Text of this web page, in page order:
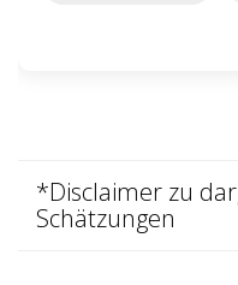
*Disclaimer zu
Schätzungen